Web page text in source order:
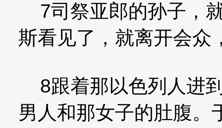
7司祭亚郎的孙子，
斯看见了，就离开会众
8跟着那以色列人进
男人和那女子的肚腹。